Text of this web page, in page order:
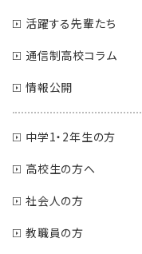
活躍する先輩たち
通信制高校コラム
情報公開
中学1・2年生の方
高校生の方へ
社会人の方
教職員の方